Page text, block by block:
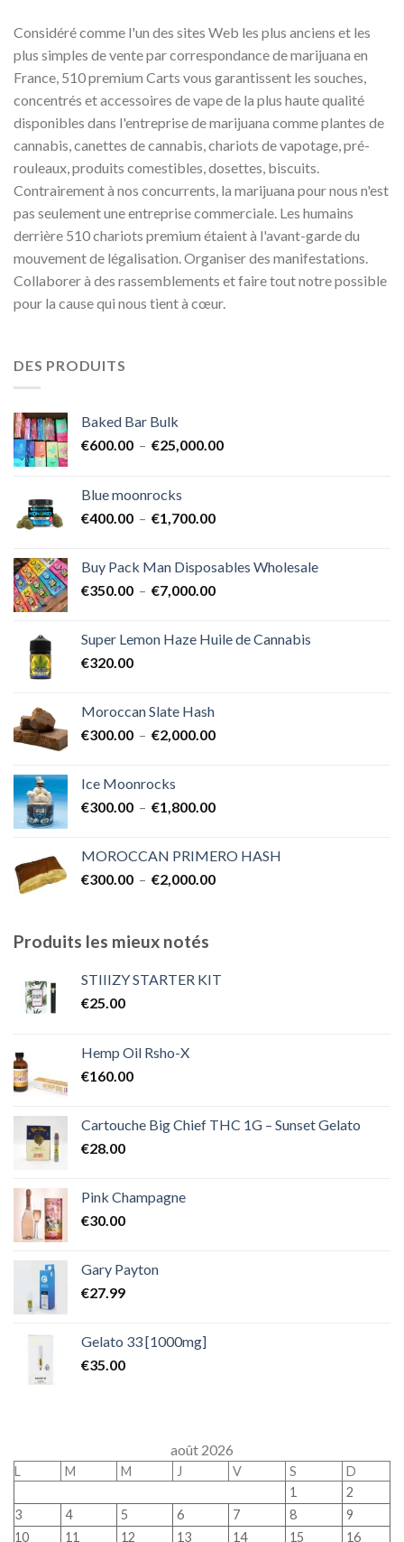
Considéré comme l'un des sites Web les plus anciens et les
plus simples de vente par correspondance de marijuana en
France, 510 premium Carts vous garantissent les souches,
concentrés et accessoires de vape de la plus haute qualité
disponibles dans l'entreprise de marijuana comme plantes de
cannabis, canettes de cannabis, chariots de vapotage, pré-
rouleaux, produits comestibles, dosettes, biscuits.
Contrairement à nos concurrents, la marijuana pour nous n'est
pas seulement une entreprise commerciale. Les humains
derrière 510 chariots premium étaient à l'avant-garde du
mouvement de légalisation. Organiser des manifestations.
Collaborer à des rassemblements et faire tout notre possible
pour la cause qui nous tient à cœur.
DES PRODUITS
Baked Bar Bulk
€600.00 – €25,000.00Plage
Blue moonrocks
€400.00 – €1,700.00Plage
€400.00
à
Buy Pack Man Disposables Wholesale
€350.00 – €7,000.00Plage
€350.00
Super Lemon Haze Huile de Cannabis
€320.00
Moroccan Slate Hash
€300.00 – €2,000.00Plage
à
Ice Moonrocks
€300.00 – €1,800.00Plage
€300.00
à
MOROCCAN PRIMERO HASH
€300.00 – €2,000.00Plage
€2,000.00
Produits les mieux notés
STIIIZY STARTER KIT
€25.00
Hemp Oil Rsho-X
€160.00
Cartouche Big Chief THC 1G – Sunset Gelato
€28.00
Pink Champagne
€30.00
Gary Payton
€27.99
Gelato 33 [1000mg]
€35.00
août 2026
L M M J V S
D
1
2
3
4 5 6 7 8
9
10
11 12 13 14 15 16